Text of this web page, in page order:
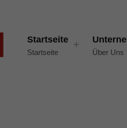
Startseite
Startseite Über Uns